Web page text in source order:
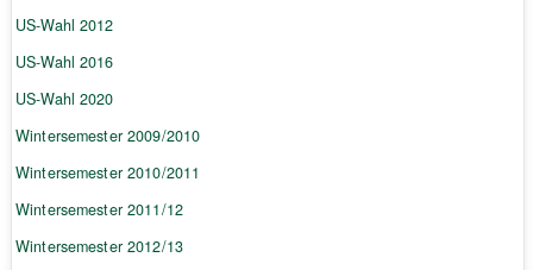
US-Wahl 2012
US-Wahl 2016
US-Wahl 2020
Wintersemester 2009/2010
Wintersemester 2010/2011
Wintersemester 2011/12
Wintersemester 2012/13